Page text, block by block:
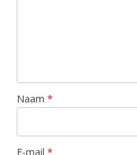
Naam *
E-mail *